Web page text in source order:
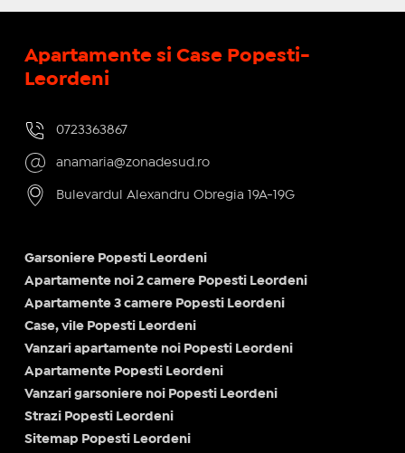
Apartamente si Case Popesti-
Leordeni
0723363867
anamaria@zonadesud.ro
Bulevardul Alexandru Obregia 19A-19G
Garsoniere Popesti Leordeni
Apartamente noi 2 camere Popesti Leordeni
Apartamente 3 camere Popesti Leordeni
Case, vile Popesti Leordeni
Vanzari apartamente noi Popesti Leordeni
Apartamente Popesti Leordeni
Vanzari garsoniere noi Popesti Leordeni
Strazi Popesti Leordeni
Sitemap Popesti Leordeni